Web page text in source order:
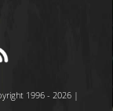
1996 - 2026 |